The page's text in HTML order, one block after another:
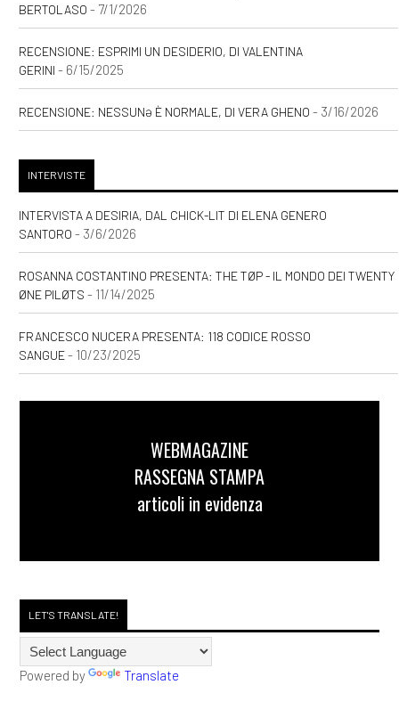
BERTOLASO - 7/1/2026
RECENSIONE: ESPRIMI UN DESIDERIO, DI VALENTINA
GERINI - 6/15/2025
RECENSIONE: NESSUNƏ È NORMALE, DI VERA GHENO - 3/16/2026
INTERVISTE
INTERVISTA A DESIRIA, DAL CHICK-LIT DI ELENA GENERO
SANTORO - 3/6/2026
ROSANNA COSTANTINO PRESENTA: THE TØP - IL MONDO DEI TWENTY
ØNE PILØTS - 11/14/2025
FRANCESCO NUCERA PRESENTA: 118 CODICE ROSSO
SANGUE- 10/23/2025
WEBMAGAZINE
RASSEGNA STAMPA
articoli in evidenza
LET'S TRANSLATE!
Powered by Translate